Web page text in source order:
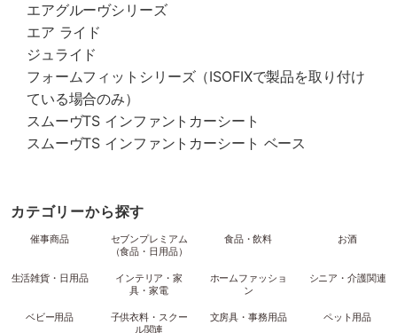
エアグルーヴシリーズ
エア ライド
ジュライド
フォームフィットシリーズ（ISOFIXで製品を取り付け
ている場合のみ）
スムーヴTS インファントカーシート
スムーヴTS インファントカーシート ベース
カテゴリーから探す
催事商品
セブンプレミアム
（食品・日用品）
食品・飲料 お酒
生活雑貨・日用品
インテリア・家
具・家電
ホームファッショ
ン
シニア・介護関連
ベビー用品
子供衣料・スクー
ル関連
文房具・事務用品 ペット用品